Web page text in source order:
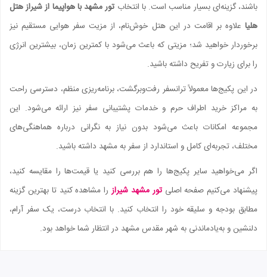
باشند، گزینه‌ای بسیار مناسب است. با انتخاب تور مشهد با هواپیما از شیراز هتل
هلیا علاوه بر اقامت در این هتل خوش‌نام، از مزیت سفر هوایی مستقیم نیز
برخوردار خواهید شد؛ مزیتی که باعث می‌شود با کمترین زمان، بیشترین انرژی
را برای زیارت و تفریح داشته باشید.
در این پکیج‌ها معمولاً ترانسفر رفت‌وبرگشت، برنامه‌ریزی منظم، دسترسی راحت
به مراکز خرید اطراف حرم و خدمات پشتیبانی سفر نیز ارائه می‌شود. این
مجموعه امکانات باعث می‌شود بدون نیاز به نگرانی درباره هماهنگی‌های
مختلف، تجربه‌ای کامل و استاندارد از سفر به مشهد داشته باشید.
اگر می‌خواهید سایر پکیج‌ها را هم بررسی کنید یا قیمت‌ها را مقایسه کنید،
پیشنهاد می‌کنیم صفحه اصلیتور مشهد شیرازرا مشاهده کنید تا بهترین گزینه
مطابق بودجه و سلیقه خود را انتخاب کنید. با انتخاب درست، یک سفر آرام،
دلنشین و به‌یادماندنی به شهر مقدس مشهد در انتظار شما خواهد بود.